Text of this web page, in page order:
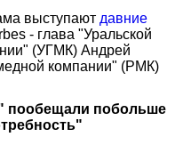
выступают давние
- глава "Уральской
(УГМК) Андрей
компании" (РМК)
пообещали побольше